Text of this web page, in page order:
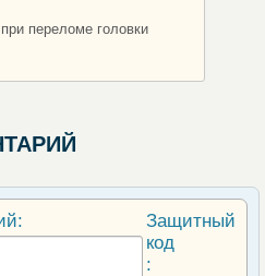
переломе головки
Защитный
код
: